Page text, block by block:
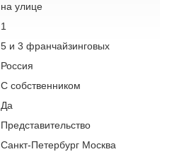
на улице
1
5 и 3 франчайзинговых
Россия
C собственником
Да
Представительство
Санкт-Петербург Москва